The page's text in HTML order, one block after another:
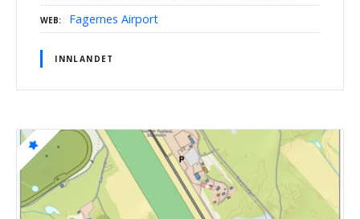
WEB Fagernes Airport
INNLANDET